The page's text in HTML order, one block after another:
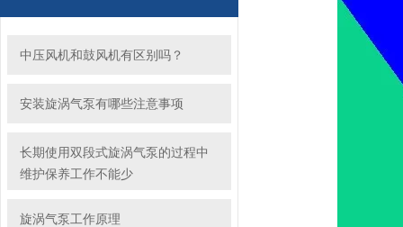
中压风机和鼓风机有区别吗？
安装旋涡气泵有哪些注意事项
长期使用双段式旋涡气泵的过程中
维护保养工作不能少
旋涡气泵工作原理